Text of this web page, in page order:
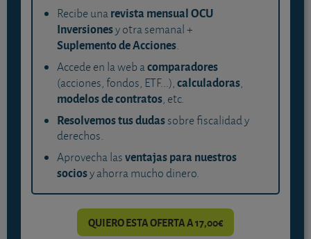
Recibe unarevista mensual OCU
Inversionesy otra semanal +
Suplemento de Acciones.
Accede en la web acomparadores
(acciones, fondos, ETF...),calculadoras,
modelos de contratos, etc.
Resolvemos tus dudassobre fiscalidad y
derechos.
Aprovecha lasventajas para nuestros
sociosy ahorra mucho dinero.
QUIERO ESTA OFERTA A 17,00€